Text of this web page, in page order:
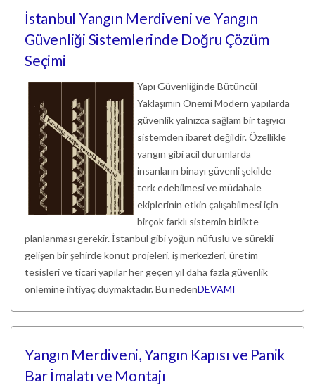
İstanbul Yangın Merdiveni ve Yangın
Güvenliği Sistemlerinde Doğru Çözüm
Seçimi
Yapı Güvenliğinde Bütüncül
Yaklaşımın Önemi Modern yapılarda
güvenlik yalnızca sağlam bir taşıyıcı
sistemden ibaret değildir. Özellikle
yangın gibi acil durumlarda
insanların binayı güvenli şekilde
terk edebilmesi ve müdahale
ekiplerinin etkin çalışabilmesi için
birçok farklı sistemin birlikte
planlanması gerekir. İstanbul gibi yoğun nüfuslu ve sürekli
gelişen bir şehirde konut projeleri, iş merkezleri, üretim
tesisleri ve ticari yapılar her geçen yıl daha fazla güvenlik
önlemine ihtiyaç duymaktadır. Bu nedenDEVAMI
Yangın Merdiveni, Yangın Kapısı ve Panik
Bar İmalatı ve Montajı